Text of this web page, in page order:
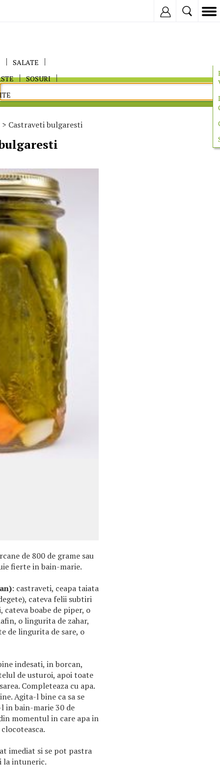
SALATE
SOSURI
> Castraveti bulgaresti
de 800 de grame sau
fierte in bain-marie.
: castraveti, ceapa taiata
cateva felii subtiri
boabe de piper, o
o lingurita de zahar,
de lingurita de sare, o
indesati, in borcan,
de usturoi, apoi toate
Completeaza cu apa.
Agita-l bine ca sa se
in bain-marie 30 de
momentul in care apa in
imediat si se pot pastra
la intuneric.